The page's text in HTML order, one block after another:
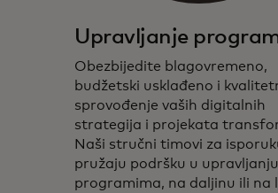
Upravljanje
Obezbijedite blagovremeno,
budžetski usklađeno i
sprovođenje vaših digitalnih
strategija i projekata
Naši stručni timovi za
pružaju podršku u upravljanju
programima, na daljinu ili na